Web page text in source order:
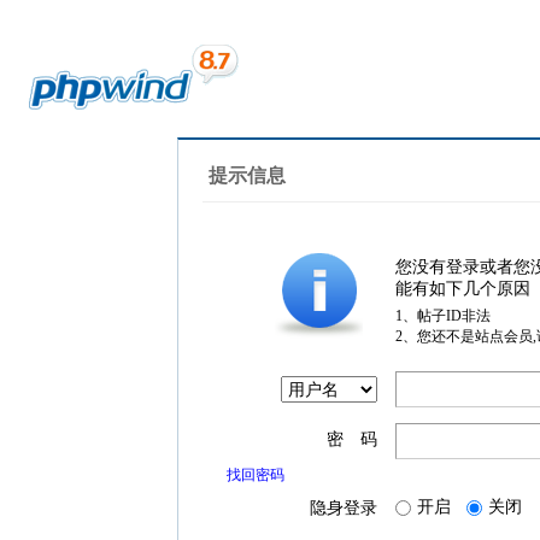
提示信息
您没有登录或者您
能有如下几个原因
1、帖子ID非法
2、您还不是站点会员
密 码
找回密码
隐身登录 开启 关闭